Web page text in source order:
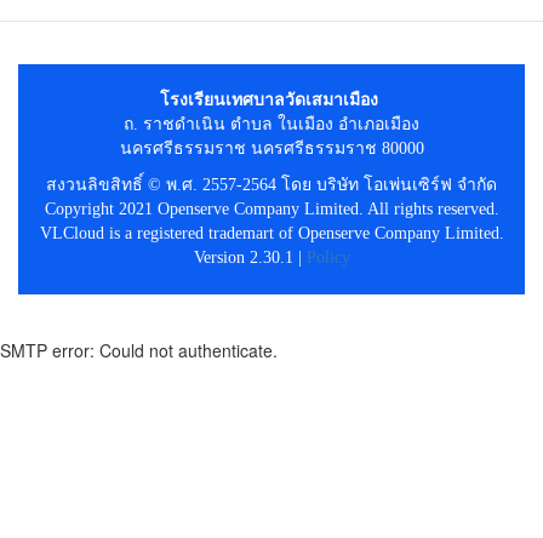
โรงเรียนเทศบาลวัดเสมาเมือง
ถ. ราชดำเนิน ตำบล ในเมือง อำเภอเมือง
นครศรีธรรมราช นครศรีธรรมราช 80000
สงวนลิขสิทธิ์ © พ.ศ. 2557-2564 โดย บริษัท โอเพ่นเซิร์ฟ จำกัด
Copyright 2021 Openserve Company Limited. All rights reserved.
VLCloud is a registered trademart of Openserve Company Limited.
Version 2.30.1 |
Policy
SMTP error: Could not authenticate.